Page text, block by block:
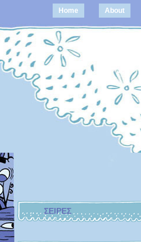
Home About
ΣΕΙΡΕΣ